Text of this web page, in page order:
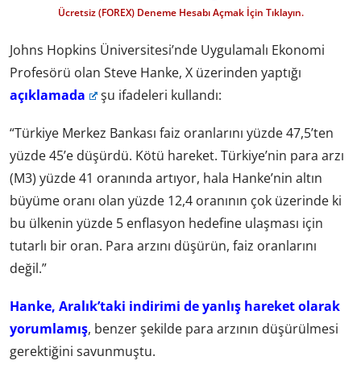
Ücretsiz (FOREX) Deneme Hesabı Açmak İçin Tıklayın.
Johns Hopkins Üniversitesi’nde Uygulamalı Ekonomi
Profesörü olan Steve Hanke, X üzerinden yaptığı
açıklamada
şu ifadeleri kullandı:
“Türkiye Merkez Bankası faiz oranlarını yüzde 47,5’ten
yüzde 45’e düşürdü. Kötü hareket. Türkiye’nin para arzı
(M3) yüzde 41 oranında artıyor, hala Hanke’nin altın
büyüme oranı olan yüzde 12,4 oranının çok üzerinde ki
bu ülkenin yüzde 5 enflasyon hedefine ulaşması için
tutarlı bir oran. Para arzını düşürün, faiz oranlarını
değil.”
Hanke, Aralık’taki indirimi de yanlış hareket olarak
yorumlamış, benzer şekilde para arzının düşürülmesi
gerektiğini savunmuştu.